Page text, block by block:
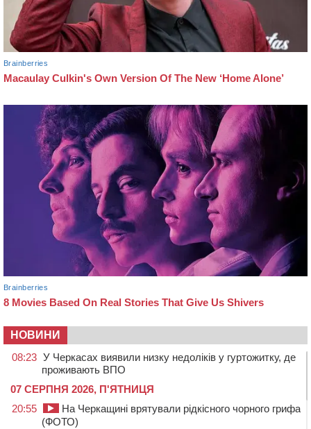
НОВИНИ
08:23 У Черкасах виявили низку недоліків у гуртожитку, де
проживають ВПО
07 СЕРПНЯ 2026, П'ЯТНИЦЯ
20:55
На Черкащині врятували рідкісного чорного грифа
(ФОТО)